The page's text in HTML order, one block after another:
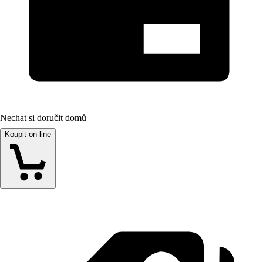
Nechat si doručit domů
Koupit on-line